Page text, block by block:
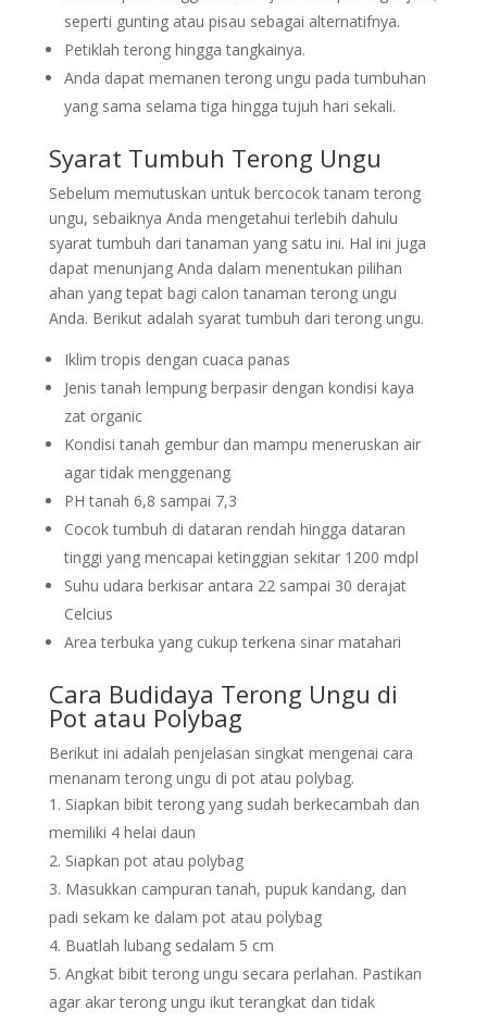
seperti gunting atau pisau sebagai alternatifnya.
Petiklah terong hingga tangkainya.
Anda dapat memanen terong ungu pada tumbuhan
yang sama selama tiga hingga tujuh hari sekali.
Syarat Tumbuh Terong Ungu
Sebelum memutuskan untuk bercocok tanam terong
ungu, sebaiknya Anda mengetahui terlebih dahulu
syarat tumbuh dari tanaman yang satu ini. Hal ini juga
dapat menunjang Anda dalam menentukan pilihan
ahan yang tepat bagi calon tanaman terong ungu
Anda. Berikut adalah syarat tumbuh dari terong ungu.
Iklim tropis dengan cuaca panas
Jenis tanah lempung berpasir dengan kondisi kaya
zat organic
Kondisi tanah gembur dan mampu meneruskan air
agar tidak menggenang
PH tanah 6,8 sampai 7,3
Cocok tumbuh di dataran rendah hingga dataran
tinggi yang mencapai ketinggian sekitar 1200 mdpl
Suhu udara berkisar antara 22 sampai 30 derajat
Celcius
Area terbuka yang cukup terkena sinar matahari
Cara Budidaya Terong Ungu di
Pot atau Polybag
Berikut ini adalah penjelasan singkat mengenai cara
menanam terong ungu di pot atau polybag.
Siapkan bibit terong yang sudah berkecambah dan
memiliki 4 helai daun
Siapkan pot atau polybag
Masukkan campuran tanah, pupuk kandang, dan
padi sekam ke dalam pot atau polybag
Buatlah lubang sedalam 5 cm
Angkat bibit terong ungu secara perlahan. Pastikan
agar akar terong ungu ikut terangkat dan tidak